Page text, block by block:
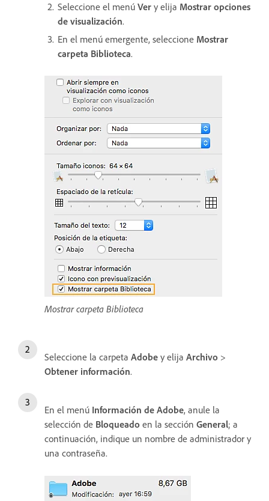
Seleccione el menú Ver y elija Mostrar opciones
de visualización.
En el menú emergente, seleccione Mostrar
carpeta Biblioteca.
Mostrar carpeta Biblioteca
Seleccione la carpeta Adobe y elija Archivo >
Obtener información.
En el menú Información de Adobe, anule la
selección de Bloqueado en la sección General; a
continuación, indique un nombre de administrador y
una contraseña.